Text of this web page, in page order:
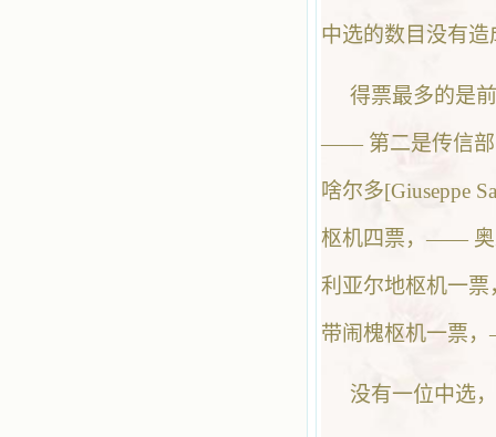
中选的数目没有造
得票最多的是
—— 第二是传信部
啥尔多[Giuseppe
枢机四票，——
利亚尔地枢机一
带闹槐枢机一票
没有一位中选